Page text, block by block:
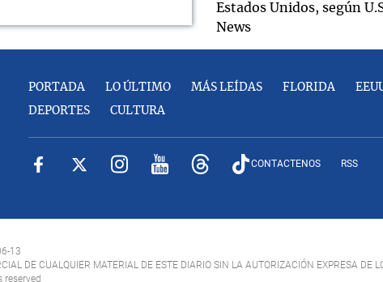
Estados Unidos, según
News
PORTADA LO ÚLTIMO MÁS LEÍDAS FLORIDA
DEPORTES CULTURA
CONTACTENOS RSS
13
DE CUALQUIER MATERIAL DE ESTE DIARIO SIN LA AUTORIZACIÓN EXPRESA DE